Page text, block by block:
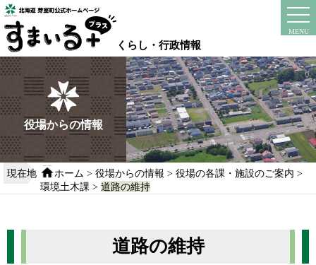
本
文
へ
移
動
る
くらし・行政情報
MENU
instagram
役場からの情報
現在地 ホーム >役場からの情報 >役場の各課・施設のご案内 >
環境土木課 >道路の維持
道路の維持